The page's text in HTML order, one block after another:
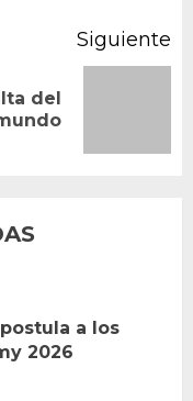
Siguiente
del
a los
2026